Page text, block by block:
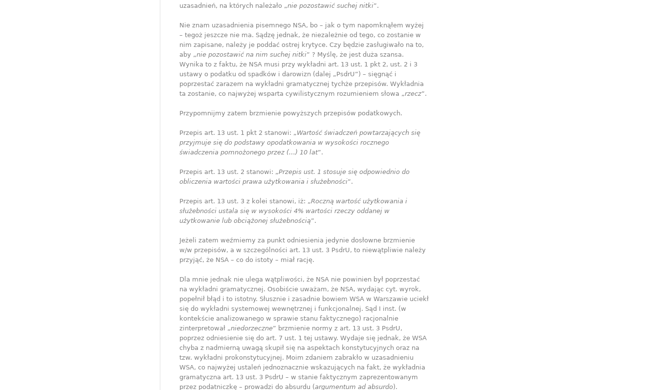
uzasadnień, na których należało „nie pozostawić suchej nitki”.
Nie znam uzasadnienia pisemnego NSA, bo – jak o tym napomknąłem wyżej
– tegoż jeszcze nie ma. Sądzę jednak, że niezależnie od tego, co zostanie w
nim zapisane, należy je poddać ostrej krytyce. Czy będzie zasługiwało na to,
aby „nie pozostawić na nim suchej nitki” ? Myślę, że jest duża szansa.
Wynika to z faktu, że NSA musi przy wykładni art. 13 ust. 1 pkt 2, ust. 2 i 3
ustawy o podatku od spadków i darowizn (dalej „PsdrU”) – sięgnąć i
poprzestać zarazem na wykładni gramatycznej tychże przepisów. Wykładnia
ta zostanie, co najwyżej wsparta cywilistycznym rozumieniem słowa „rzecz”.
Przypomnijmy zatem brzmienie powyższych przepisów podatkowych.
Przepis art. 13 ust. 1 pkt 2 stanowi: „Wartość świadczeń powtarzających się
przyjmuje się do podstawy opodatkowania w wysokości rocznego
świadczenia pomnożonego przez (…) 10 lat”.
Przepis art. 13 ust. 2 stanowi: „Przepis ust. 1 stosuje się odpowiednio do
obliczenia wartości prawa użytkowania i służebności”.
Przepis art. 13 ust. 3 z kolei stanowi, iż: „Roczną wartość użytkowania i
służebności ustala się w wysokości 4% wartości rzeczy oddanej w
użytkowanie lub obciążonej służebnością”.
Jeżeli zatem weźmiemy za punkt odniesienia jedynie dosłowne brzmienie
w/w przepisów, a w szczególności art. 13 ust. 3 PsdrU, to niewątpliwie należy
przyjąć, że NSA – co do istoty – miał rację.
Dla mnie jednak nie ulega wątpliwości, że NSA nie powinien był poprzestać
na wykładni gramatycznej. Osobiście uważam, że NSA, wydając cyt. wyrok,
popełnił błąd i to istotny. Słusznie i zasadnie bowiem WSA w Warszawie uciekł
się do wykładni systemowej wewnętrznej i funkcjonalnej. Sąd I inst. (w
kontekście analizowanego w sprawie stanu faktycznego) racjonalnie
zinterpretował „niedorzeczne” brzmienie normy z art. 13 ust. 3 PsdrU,
poprzez odniesienie się do art. 7 ust. 1 tej ustawy. Wydaje się jednak, że WSA
chyba z nadmierną uwagą skupił się na aspektach konstytucyjnych oraz na
tzw. wykładni prokonstytucyjnej. Moim zdaniem zabrakło w uzasadnieniu
WSA, co najwyżej ustaleń jednoznacznie wskazujących na fakt, że wykładnia
gramatyczna art. 13 ust. 3 PsdrU – w stanie faktycznym zaprezentowanym
przez podatniczkę – prowadzi do absurdu (argumentum ad absurdo).